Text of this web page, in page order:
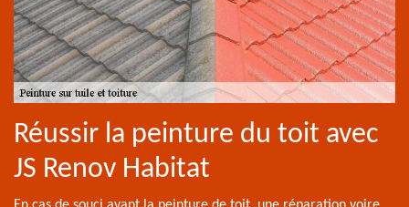
Réussir la peinture du toit avec
JS Renov Habitat